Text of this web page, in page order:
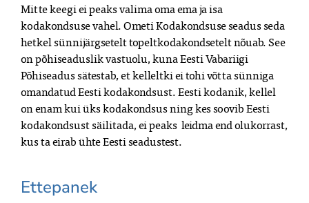
Mitte keegi ei peaks valima oma ema ja isa
kodakondsuse vahel. Ometi Kodakondsuse seadus seda
hetkel sünnijärgsetelt topeltkodakondsetelt nõuab. See
on põhiseaduslik vastuolu, kuna Eesti Vabariigi
Põhiseadus sätestab, et kelleltki ei tohi võtta sünniga
omandatud Eesti kodakondsust. Eesti kodanik, kellel
on enam kui üks kodakondsus ning kes soovib Eesti
kodakondsust säilitada, ei peaks leidma end olukorrast,
kus ta eirab ühte Eesti seadustest.
Ettepanek